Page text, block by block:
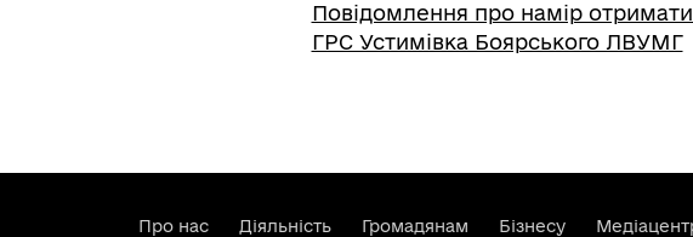
Повідомлення про намір
ГРС Устимівка Боярського ЛВУМГ
Про нас Діяльність Громадянам Бізнесу